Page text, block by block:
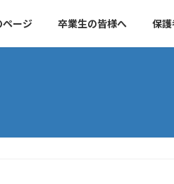
ページ 卒業生の皆様へ 保